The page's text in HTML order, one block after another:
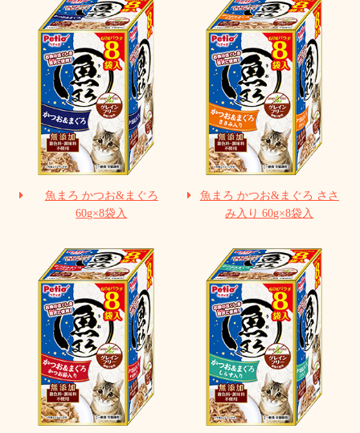
魚まろ かつお&まぐろ
60g×8袋入
魚まろ かつお&まぐろ ささ
み入り 60g×8袋入